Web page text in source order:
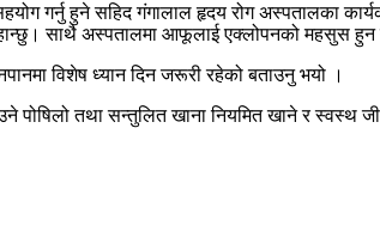
गर्नु हुने सहिद गंगालाल हृदय रोग अस्पतालका
साथै अस्पतालमा आफूलाई एक्लोपनको महसुस हुन
विशेष ध्यान दिन जरूरी रहेको बताउनु भयो ।
पोषिलो तथा सन्तुलित खाना नियमित खाने र स्वस्थ